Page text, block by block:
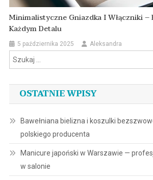
Minimalistyczne Gniazdka I Włączniki –
Każdym Detalu
5 października 2025 Aleksandra
OSTATNIE WPISY
Bawełniana bielizna i koszulki
polskiego producenta
Manicure japoński w Warszawie —
w salonie